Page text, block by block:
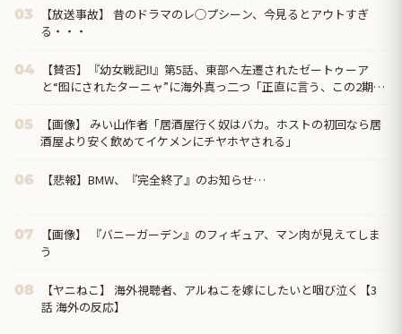
の懐じゃないんだよ」
03
【放送事故】 昔のドラマのレ◯プシーン、今見るとアウトすぎ
る・・・
04
【賛否】『幼女戦記Ⅱ』第5話、東部へ左遷されたゼートゥーア
と“囮にされたターニャ”に海外真っ二つ「正直に言う、この2期は
05
【画像】 みい山作者「居酒屋行く奴はバカ。ホストの初回なら居
酒屋より安く飲めてイケメンにチヤホヤされる」
06 【悲報】BMW、『完全終了』のお知らせ…
07
【画像】 『バニーガーデン』のフィギュア、マン肉が見えてしま
う
08
【ヤニねこ】 海外視聴者、アルねこを嫁にしたいと咽び泣く【3
話 海外の反応】